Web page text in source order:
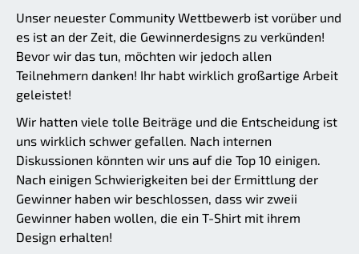
Unser neuester Community Wettbewerb ist vorüber und
es ist an der Zeit, die Gewinnerdesigns zu verkünden!
Bevor wir das tun, möchten wir jedoch allen
Teilnehmern danken! Ihr habt wirklich großartige Arbeit
geleistet!
Wir hatten viele tolle Beiträge und die Entscheidung ist
uns wirklich schwer gefallen. Nach internen
Diskussionen könnten wir uns auf die Top 10 einigen.
Nach einigen Schwierigkeiten bei der Ermittlung der
Gewinner haben wir beschlossen, dass wir zweii
Gewinner haben wollen, die ein T-Shirt mit ihrem
Design erhalten!